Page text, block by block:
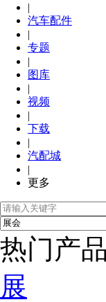
|
汽车配件
|
专题
|
图库
|
视频
|
下载
|
汽配城
|
更多
热门产
展